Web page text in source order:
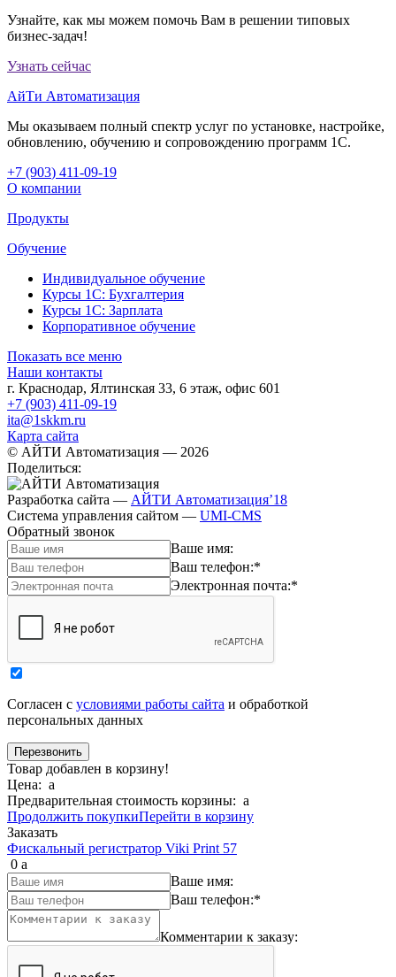
Узнайте, как мы можем помочь Вам в решении типовых
бизнес-задач!
Узнать сейчас
АйТи Автоматизация
Мы оказываем полный спектр услуг по установке, настройке,
обновлению, обучению и сопровождению программ 1С.
+7 (903) 411-09-19
О компании
Продукты
Обучение
Индивидуальное обучение
Курсы 1С: Бухгалтерия
Курсы 1С: Зарплата
Корпоративное обучение
Показать все меню
Наши контакты
г. Краснодар, Ялтинская 33, 6 этаж, офис 601
+7 (903) 411-09-19
ita@1skkm.ru
Карта сайта
© АЙТИ Автоматизация — 2026
Поделиться:
Разработка сайта — АЙТИ Автоматизация’18
Система управления сайтом — UMI-CMS
Обратный звонок
Ваше имя:
Ваш телефон:*
Электронная почта:*
Согласен с условиями работы сайта и обработкой
персональных данных
Товар добавлен в корзину!
Цена: a
Предварительная стоимость корзины: a
Продолжить покупкиПерейти в корзину
Заказать
Фискальный регистратор Viki Print 57
0 a
Ваше имя:
Ваш телефон:*
Комментарии к заказу: